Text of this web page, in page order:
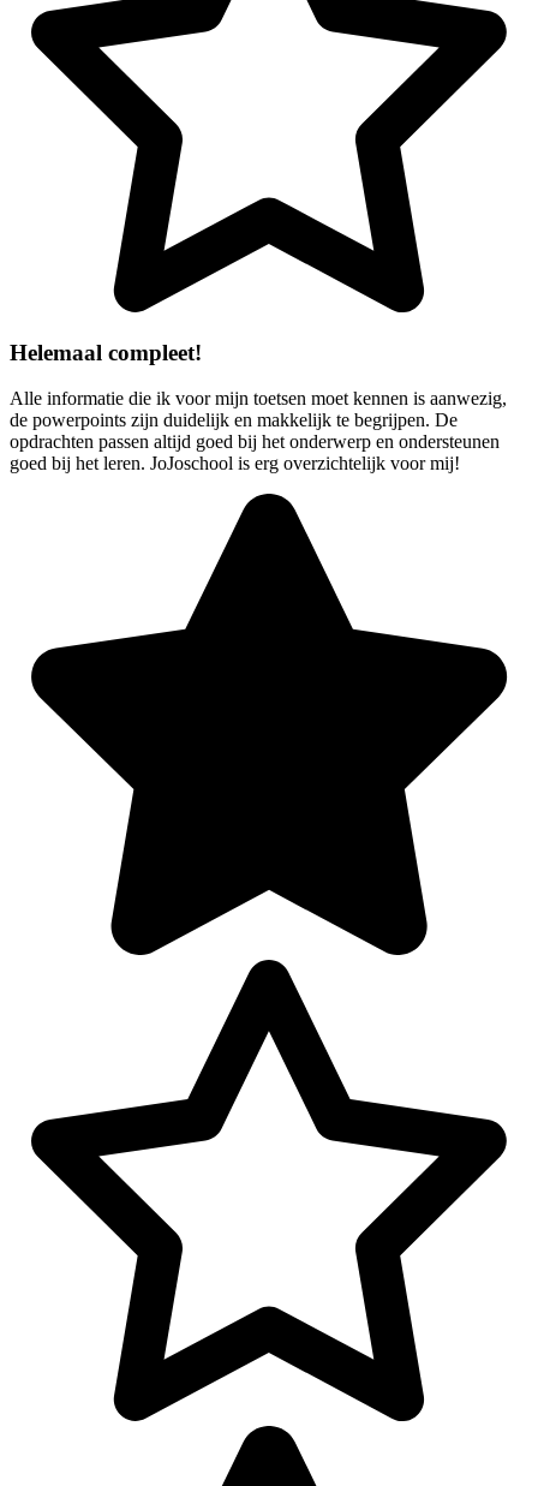
Helemaal compleet!
Alle informatie die ik voor mijn toetsen moet kennen is aanwezig,
de powerpoints zijn duidelijk en makkelijk te begrijpen. De
opdrachten passen altijd goed bij het onderwerp en ondersteunen
goed bij het leren. JoJoschool is erg overzichtelijk voor mij!